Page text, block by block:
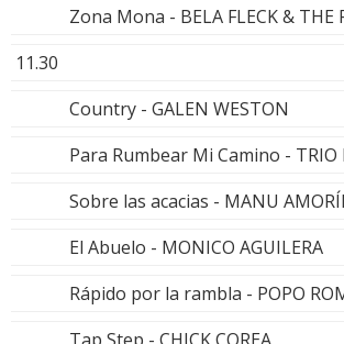
Zona Mona - BELA FLECK & THE
11.30
Country - GALEN WESTON
Para Rumbear Mi Camino - TRIO
Sobre las acacias - MANU
El Abuelo - MONICO AGUILERA
Rápido por la rambla - POPO